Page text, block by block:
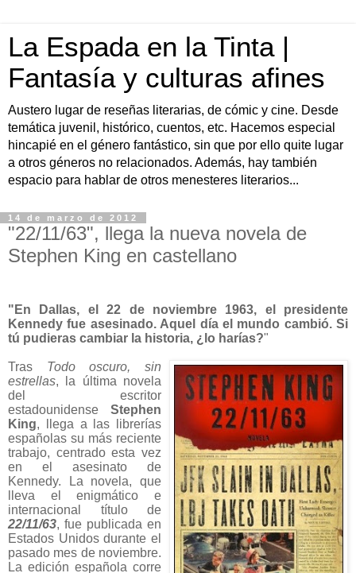
La Espada en la Tinta |
Fantasía y culturas afines
Austero lugar de reseñas literarias, de cómic y cine. Desde
temática juvenil, histórico, cuentos, etc. Hacemos especial
hincapié en el género fantástico, sin que por ello quite lugar
a otros géneros no relacionados. Además, hay también
espacio para hablar de otros menesteres literarios...
14 de marzo de 2012
"22/11/63", llega la nueva novela de
Stephen King en castellano
"En Dallas, el 22 de noviembre 1963, el presidente
Kennedy fue asesinado. Aquel día el mundo cambió. Si
tú pudieras cambiar la historia, ¿lo harías?"
Tras Todo oscuro, sin
estrellas, la última novela
del escritor
estadounidense Stephen
King, llega a las librerías
españolas su más reciente
trabajo, centrado esta vez
en el asesinato de
Kennedy. La novela, que
lleva el enigmático e
internacional título de
22/11/63, fue publicada en
Estados Unidos durante el
pasado mes de noviembre.
La edición española corre